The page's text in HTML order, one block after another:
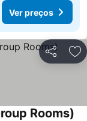
Ver preços
Partilhar
Rooms)